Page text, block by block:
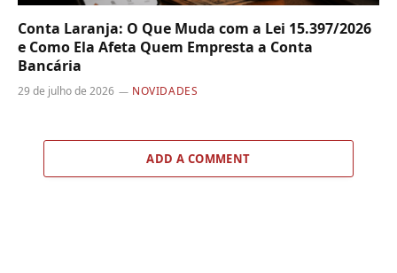
Conta Laranja: O Que Muda com a Lei 15.397/2026
e Como Ela Afeta Quem Empresta a Conta
Bancária
29 de julho de 2026 NOVIDADES
ADD A COMMENT